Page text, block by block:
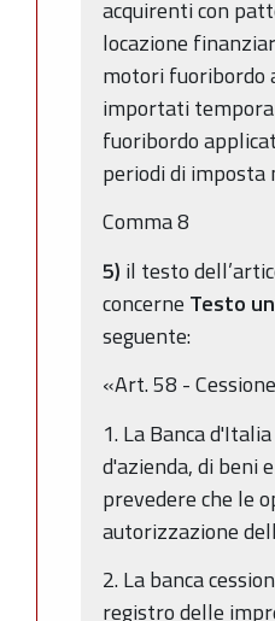
acquirenti con
locazione
motori fuoribordo
importati
fuoribordo
periodi di imposta
Comma 8
5) il testo
concerne Testo
seguente:
«Art. 58 -
1. La Banca
d'azienda, di beni
prevedere che le
autorizzazione
2. La banca
registro delle